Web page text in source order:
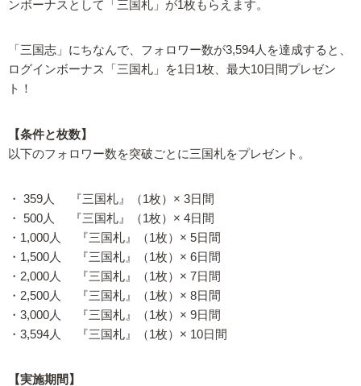
ンボーナスとして「三国札」が1枚もらえます。
「三国志」にちなんで、フォロワー数が3,594人を達成すると、
ログインボーナス「三国札」を1日1枚、最大10日間プレゼン
ト！
【条件と枚数】
以下のフォロワー数を突破ごとに三国札をプレゼント。
・ 359人 『三国札』（1枚）× 3日間
・ 500人 『三国札』（1枚）× 4日間
・1,000人 『三国札』（1枚）× 5日間
・1,500人 『三国札』（1枚）× 6日間
・2,000人 『三国札』（1枚）× 7日間
・2,500人 『三国札』（1枚）× 8日間
・3,000人 『三国札』（1枚）× 9日間
・3,594人 『三国札』（1枚）× 10日間
【実施期間】